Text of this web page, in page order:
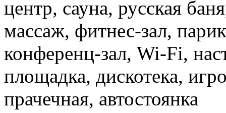
центр, сауна, русская
массаж, фитнес-зал,
конференц-зал, Wi-Fi,
площадка, дискотека,
прачечная, автостоянка